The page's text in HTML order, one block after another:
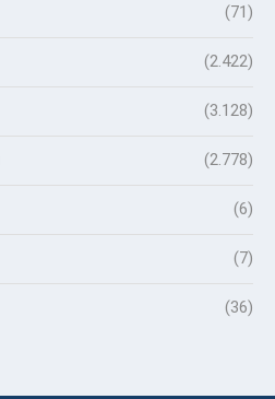
(71)
(2.422)
(3.128)
(2.778)
(6)
(7)
(36)